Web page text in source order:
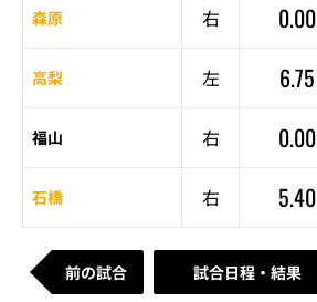
森原 右 0.00
高梨 左 6.75
福山 右 0.00
石橋 右 5.40
前の試合 試合日程・結果